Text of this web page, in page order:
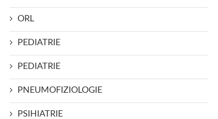
ORL
PEDIATRIE
PEDIATRIE
PNEUMOFIZIOLOGIE
PSIHIATRIE